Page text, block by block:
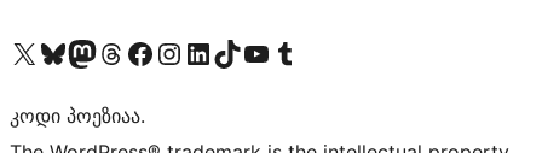
Visit our X (formerly Twitter) account
Visit our Bluesky account
Visit our Mastodon account
Visit our Threads account
Visit our Facebook page
Visit our Instagram account
Visit our LinkedIn account
Visit our TikTok account
Visit our YouTube channel
Visit our Tumblr account
კოდი პოეზიაა.